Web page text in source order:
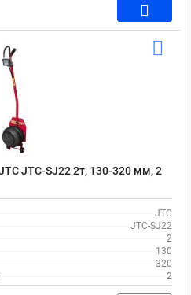
JTC-SJ22 2т, 130-320 мм, 2
JTC
JTC-SJ22
2
130
320
2